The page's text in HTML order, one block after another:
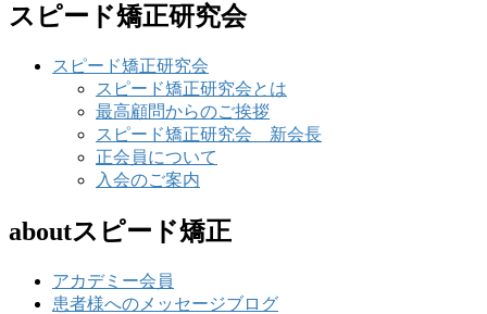
スピード矯正研究会
スピード矯正研究会
スピード矯正研究会とは
最高顧問からのご挨拶
スピード矯正研究会 新会長
正会員について
入会のご案内
aboutスピード矯正
アカデミー会員
患者様へのメッセージブログ